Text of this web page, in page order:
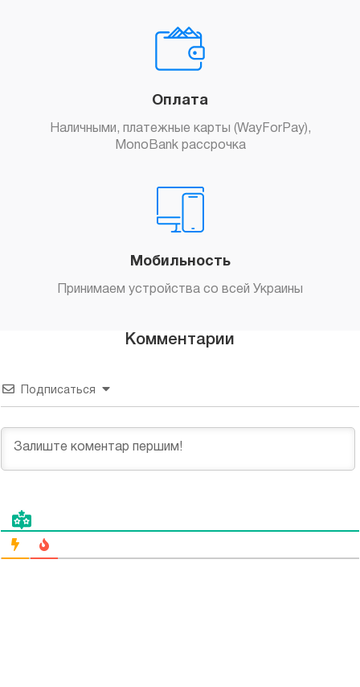
Оплата
Наличными, платежные карты (WayForPay),
MonoBank рассрочка
Мобильность
Принимаем устройства со всей Украины
Комментарии
Подписаться